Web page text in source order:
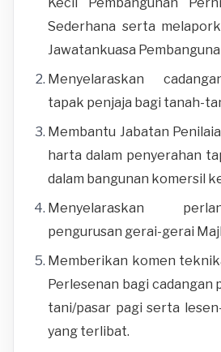
Sederhana serta
Jawatankuasa
Menyelaraskan
tapak penjaja bagi tanah-
Membantu Jabatan
harta dalam penyerahan
dalam bangunan komersil
Menyelaraskan
pengurusan gerai-gerai
Memberikan komen
Perlesenan bagi cadangan
tani/pasar pagi serta
yang terlibat.